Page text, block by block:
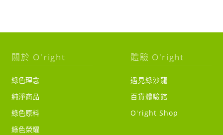
關於 O'right
綠色理念
純淨商品
綠色原料
綠色榮耀
體驗 O'right
遇見綠沙龍
百貨體驗館
O'right Shop